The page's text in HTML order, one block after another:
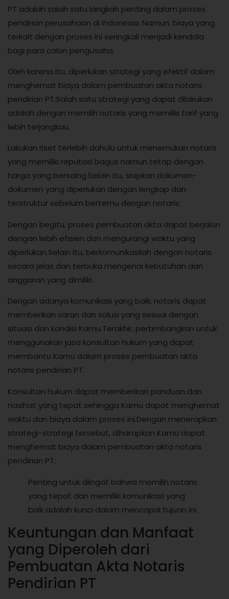
PT adalah salah satu langkah penting dalam proses
pendirian perusahaan di Indonesia. Namun, biaya yang
terkait dengan proses ini seringkali menjadi kendala
bagi para calon pengusaha.
Oleh karena itu, diperlukan strategi yang efektif dalam
menghemat biaya dalam pembuatan akta notaris
pendirian PT.Salah satu strategi yang dapat dilakukan
adalah dengan memilih notaris yang memiliki tarif yang
lebih terjangkau.
Lakukan riset terlebih dahulu untuk menemukan notaris
yang memiliki reputasi bagus namun tetap dengan
harga yang bersaing.Selain itu, siapkan dokumen-
dokumen yang diperlukan dengan lengkap dan
terstruktur sebelum bertemu dengan notaris.
Dengan begitu, proses pembuatan akta dapat berjalan
dengan lebih efisien dan mengurangi waktu yang
diperlukan.Selain itu, berkomunikasilah dengan notaris
secara jelas dan terbuka mengenai kebutuhan dan
anggaran yang dimiliki.
Dengan adanya komunikasi yang baik, notaris dapat
memberikan saran dan solusi yang sesuai dengan
situasi dan kondisi Kamu.Terakhir, pertimbangkan untuk
menggunakan jasa konsultan hukum yang dapat
membantu Kamu dalam proses pembuatan akta
notaris pendirian PT.
Konsultan hukum dapat memberikan panduan dan
nasihat yang tepat sehingga Kamu dapat menghemat
waktu dan biaya dalam proses ini.Dengan menerapkan
strategi-strategi tersebut, diharapkan Kamu dapat
menghemat biaya dalam pembuatan akta notaris
pendirian PT.
Penting untuk diingat bahwa memilih notaris
yang tepat dan memiliki komunikasi yang
baik adalah kunci dalam mencapai tujuan ini.
Keuntungan dan Manfaat
yang Diperoleh dari
Pembuatan Akta Notaris
Pendirian PT